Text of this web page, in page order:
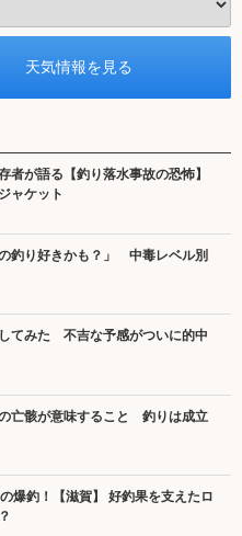
者が語る【釣り落水事故の恐怖】
ャケット
の釣り好きかも？」 中毒レベル別
てみた 不吉な予感がついに的中
亡骸が意味すること 釣りは成立
爆釣！【滋賀】 好釣果を支えたロ